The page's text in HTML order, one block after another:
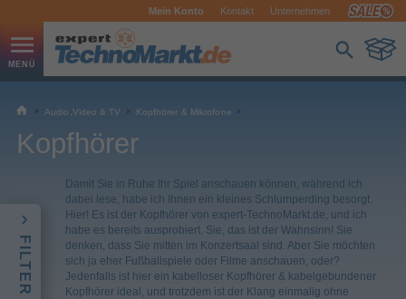
Mein Konto Kontakt Unternehmen
FILTER
Audio,Video & TV Kopfhörer & Mikrofone
Kopfhörer
Damit Sie in Ruhe Ihr Spiel anschauen können, während ich
dabei lese, habe ich Ihnen ein kleines Schlumperding besorgt.
Hier! Es ist der Kopfhörer von expert-TechnoMarkt.de, und ich
habe es bereits ausprobiert. Sie, das ist der Wahnsinn! Sie
denken, dass Sie mitten im Konzertsaal sind. Aber Sie möchten
sich ja eher Fußballspiele oder Filme anschauen, oder?
Jedenfalls ist hier ein kabelloser Kopfhörer & kabelgebundener
Kopfhörer ideal, und trotzdem ist der Klang einmalig ohne